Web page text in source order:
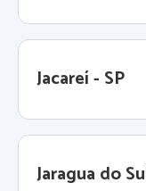
Jacareí - SP
Jaragua do